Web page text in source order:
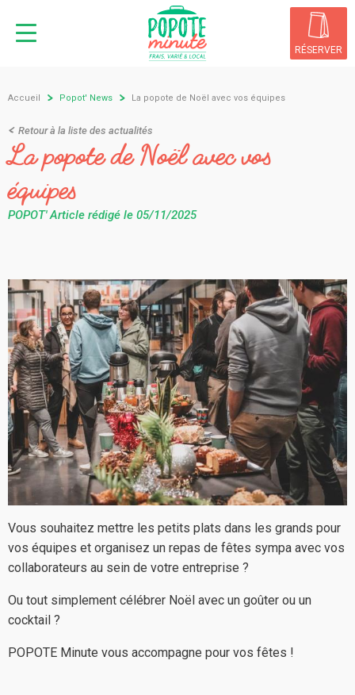
contenu
RÉSERVER
Accueil Popot' News La popote de Noël avec vos équipes
Retour à la liste des actualités
La popote de Noël avec vos
équipes
POPOT' Article rédigé le 05/11/2025
Vous souhaitez mettre les petits plats dans les grands pour
vos équipes et organisez un repas de fêtes sympa avec vos
collaborateurs au sein de votre entreprise ?
Ou tout simplement célébrer Noël avec un goûter ou un
cocktail ?
POPOTE Minute vous accompagne pour vos fêtes !